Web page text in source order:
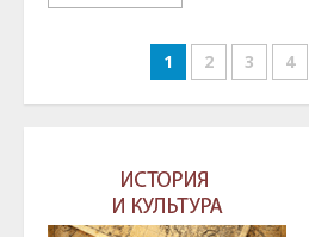
Навигация
по
записям
1 2 3 4